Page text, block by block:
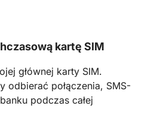
kartę SIM
głównej karty SIM.
odbierać połączenia, SMS-
podczas całej